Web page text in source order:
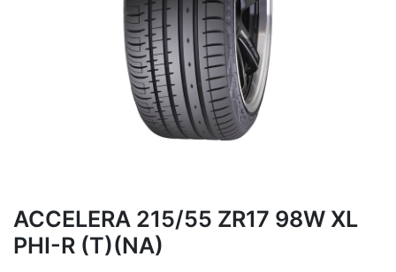
ACCELERA 215/55 ZR17 98W XL
PHI-R (T)(NA)